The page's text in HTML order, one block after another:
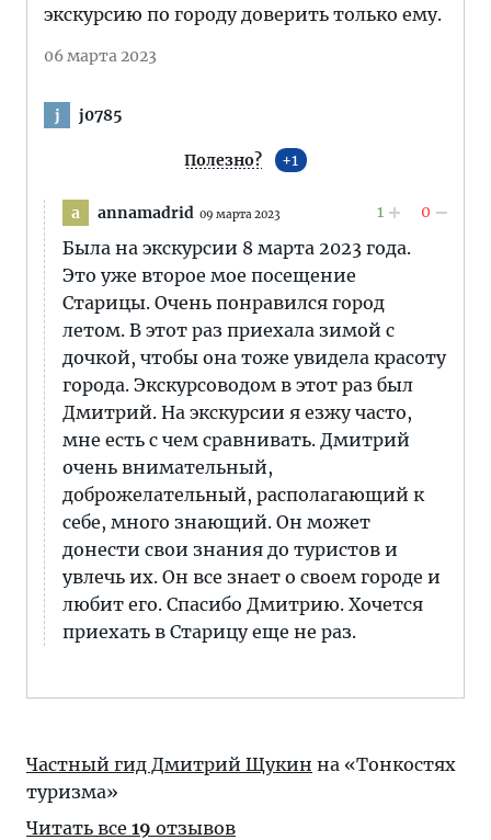
экскурсию по городу доверить только ему.
06 марта 2023
j j0785
Полезно? 1
a annamadrid 09 марта 2023 1 0
Была на экскурсии 8 марта 2023 года.
Это уже второе мое посещение
Старицы. Очень понравился город
летом. В этот раз приехала зимой с
дочкой, чтобы она тоже увидела красоту
города. Экскурсоводом в этот раз был
Дмитрий. На экскурсии я езжу часто,
мне есть с чем сравнивать. Дмитрий
очень внимательный,
доброжелательный, располагающий к
себе, много знающий. Он может
донести свои знания до туристов и
увлечь их. Он все знает о своем городе и
любит его. Спасибо Дмитрию. Хочется
приехать в Старицу еще не раз.
Частный гид Дмитрий Щукин на «Тонкостях
туризма»
Читать все 19 отзывов